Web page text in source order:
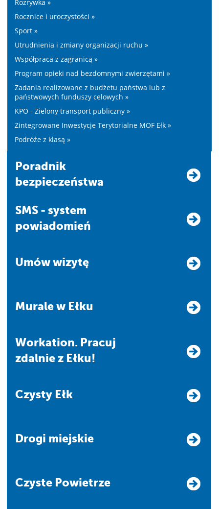
Rozrywka »
Rocznice i uroczystości »
Sport »
Utrudnienia i zmiany organizacji ruchu »
Współpraca z zagranicą »
Program opieki nad bezdomnymi zwierzętami »
Zadania realizowane z budżetu państwa lub z
państwowych funduszy celowych »
KPO - Zielony transport publiczny »
Zintegrowane Inwestycje Terytorialne MOF Ełk »
Podróże z klasą »
Poradnik
bezpieczeństwa
SMS - system
powiadomień
Umów wizytę
Murale w Ełku
Workation. Pracuj
zdalnie z Ełku!
Czysty Ełk
Drogi miejskie
Czyste Powietrze